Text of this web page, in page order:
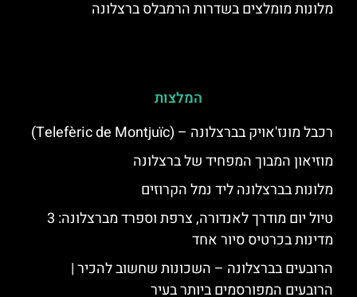
מלונות מומלצים בשדרות הרמבלס ברצלונה
המלצות
רכבל מונז'אויק בברצלונה – (Telefèric de Montjuïc)
מוזיאון המבוך המפחיד של ברצלונה
מלונות בברצלונה ליד נמל הקרוזים
טיול יום מודרך לאנדורה, צרפת וספרד מברצלונה: 3
מדינות בכרטיס סיור אחד
הרובעים בברצלונה – השכונות שחשוב להכיר |
הרובעים המפורסמים ביותר בעיר